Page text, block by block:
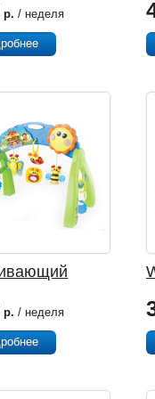
р. / неделя
JIA
р. / неделя